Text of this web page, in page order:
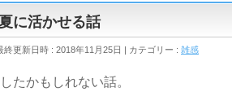
に活かせる話
終更新日時 : 2018年11月25日 カテゴリー : 雑感
たかもしれない話。